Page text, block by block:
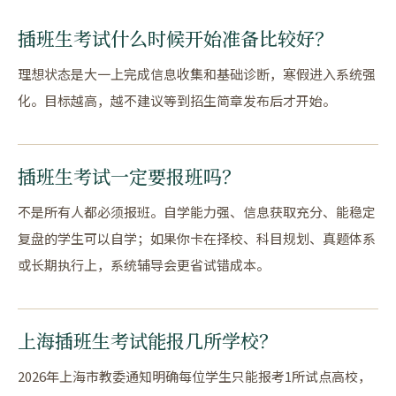
插班生考试什么时候开始准备比较好？
理想状态是大一上完成信息收集和基础诊断，寒假进入系统强
化。目标越高，越不建议等到招生简章发布后才开始。
插班生考试一定要报班吗？
不是所有人都必须报班。自学能力强、信息获取充分、能稳定
复盘的学生可以自学；如果你卡在择校、科目规划、真题体系
或长期执行上，系统辅导会更省试错成本。
上海插班生考试能报几所学校？
2026年上海市教委通知明确每位学生只能报考1所试点高校，